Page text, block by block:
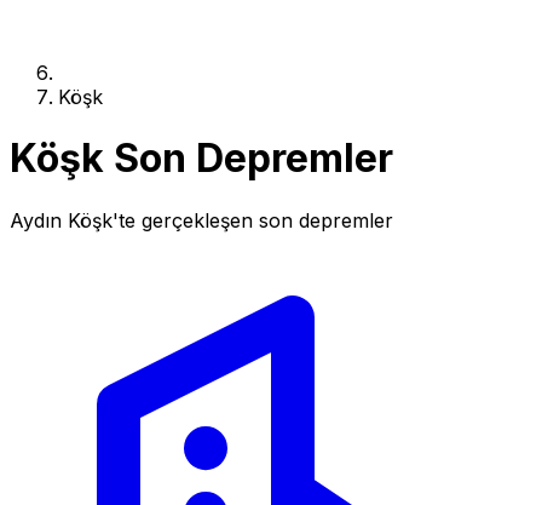
Köşk
Köşk Son Depremler
Aydın Köşk'te gerçekleşen son depremler